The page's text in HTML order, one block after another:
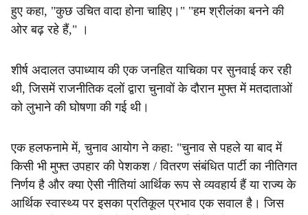
हुए कहा, "कुछ उचित वादा होना चाहिए।" "हम श्रीलंका बनने की
ओर बढ़ रहे हैं," ।
शीर्ष अदालत उपाध्याय की एक जनहित याचिका पर सुनवाई कर रही
थी, जिसमें राजनीतिक दलों द्वारा चुनावों के दौरान मुफ्त में मतदाताओं
को लुभाने की घोषणा की गई थी।
एक हलफनामे में, चुनाव आयोग ने कहा: "चुनाव से पहले या बाद में
किसी भी मुफ्त उपहार की पेशकश / वितरण संबंधित पार्टी का नीतिगत
निर्णय है और क्या ऐसी नीतियां आर्थिक रूप से व्यवहार्य हैं या राज्य के
आर्थिक स्वास्थ्य पर इसका प्रतिकूल प्रभाव एक सवाल है। जिस